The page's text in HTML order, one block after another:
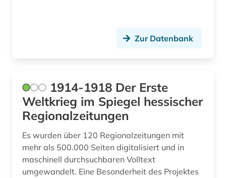
barßel (1)
baudenkmal (2)
bauernhof (5)
bauernkrieg &lt (1)
Zur Datenbank
1914-1918 Der Erste
Weltkrieg im Spiegel hessischer
Regionalzeitungen
Es wurden über 120 Regionalzeitungen mit
mehr als 500.000 Seiten digitalisiert und in
maschinell durchsuchbaren Volltext
umgewandelt. Eine Besonderheit des Projektes